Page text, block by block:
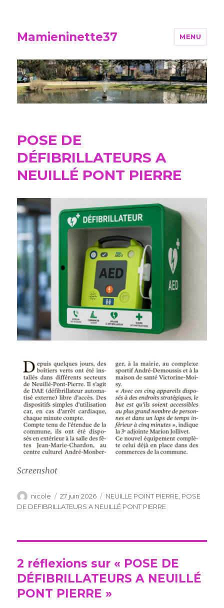
Mamieninette37 MENU
POSE DE
DÉFIBRILLATEURS A
NEUILLÉ PONT PIERRE
Screenshot
Auteur
nicole
Publié
le
27 juin 2026 Catégories
NEUILLE POINT PIERRE POSE
DE DEFIBRILLATEURS A NEUILLÉ PONT PIERRE
2 réflexions sur « POSE DE
DÉFIBRILLATEURS A NEUILLÉ
PONT PIERRE »